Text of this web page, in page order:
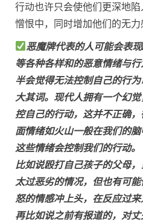
行动也许只会使他们更深地
憎恨中，同时增加他们的无力
恶魔牌代表的人可能会表
等各种各样和的恶意情绪与
半会觉得无法控制自己的行
大其词。现代人拥有一个幻
控自己的行动，这并不正确
面情绪如火山一般在我们的
这些情绪会控制我们的行动。
比如说殴打自己孩子的父母
太过恶劣的情况，但也有可
怒的情感冲上头，在反应过来
再比如说之前有报道的，对